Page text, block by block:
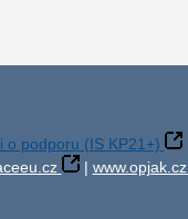
o podporu (IS KP21+)
| www.opjak.cz